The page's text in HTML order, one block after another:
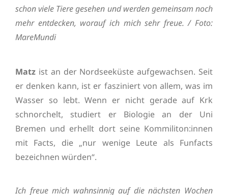
schon viele Tiere gesehen und werden gemeinsam noch
mehr entdecken, worauf ich mich sehr freue. / Foto:
MareMundi
Matz ist an der Nordseeküste aufgewachsen. Seit
er denken kann, ist er fasziniert von allem, was im
Wasser so lebt. Wenn er nicht gerade auf Krk
schnorchelt, studiert er Biologie an der Uni
Bremen und erhellt dort seine Kommiliton:innen
mit Facts, die „nur wenige Leute als Funfacts
bezeichnen würden“.
Ich freue mich wahnsinnig auf die nächsten Wochen